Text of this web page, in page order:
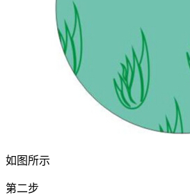
如图所示
第二步